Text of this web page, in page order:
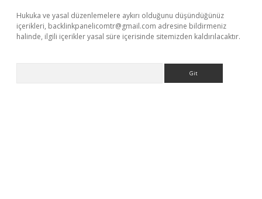
Hukuka ve yasal düzenlemelere aykırı olduğunu düşündüğünüz
içerikleri, backlinkpanelicomtr@gmail.com adresine bildirmeniz
halinde, ilgili içerikler yasal süre içerisinde sitemizden kaldırılacaktır.